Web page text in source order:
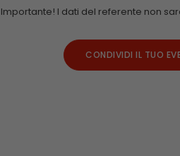
Importante! I dati del referente non
CONDIVIDI IL TUO